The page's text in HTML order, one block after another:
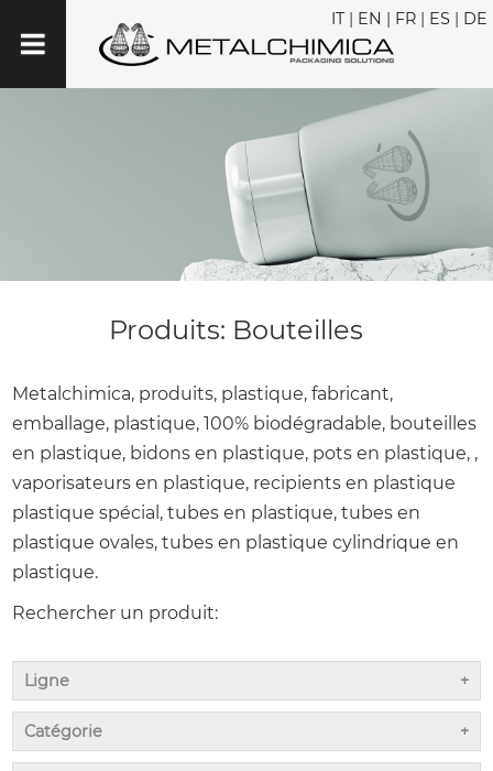
IT| EN | FR | ES | DE
Produits: Bouteilles
Metalchimica, produits, plastique, fabricant,
emballage, plastique, 100% biodégradable, bouteilles
en plastique, bidons en plastique, pots en plastique, ,
vaporisateurs en plastique, recipients en plastique
plastique spécial, tubes en plastique, tubes en
plastique ovales, tubes en plastique cylindrique en
plastique.
Rechercher un produit:
Ligne
Catégorie